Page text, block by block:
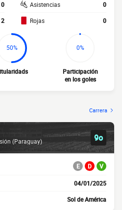
0
2
Asistencias 0
Rojas 0
50% 0%
Participación
en los goles
Carrera
(Paraguay)
9o
E D V
04/01/2025
Sol de América